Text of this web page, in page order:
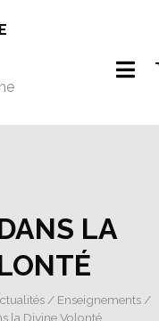
LA
/ Enseignements /
la Divine Volonté